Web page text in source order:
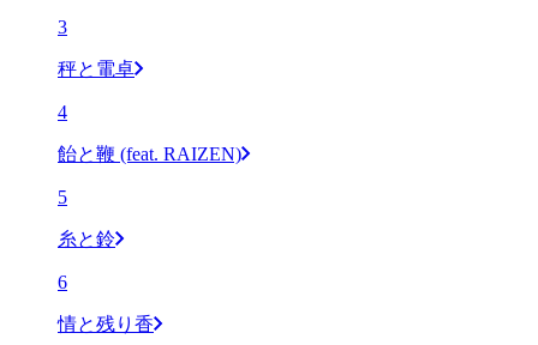
3
秤と電卓
4
飴と鞭 (feat. RAIZEN)
5
糸と鈴
6
情と残り香